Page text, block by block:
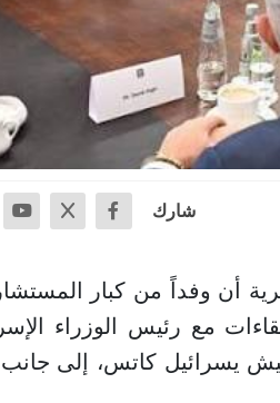
شارك
أن وفداً من كبار
مع رئيس الوزراء
يسرائيل كاتس، إلى